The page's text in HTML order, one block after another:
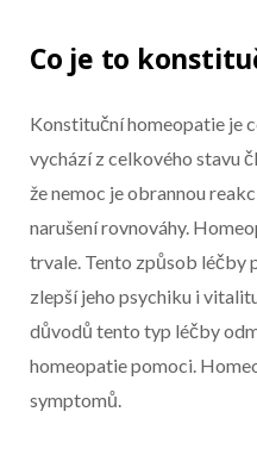
Co je to
Konstituční homeopatie je
vychází z celkového stavu
že nemoc je obrannou
narušení rovnováhy.
trvale. Tento způsob léčby
zlepší jeho psychiku i
důvodů tento typ léčby
homeopatie pomoci.
symptomů.